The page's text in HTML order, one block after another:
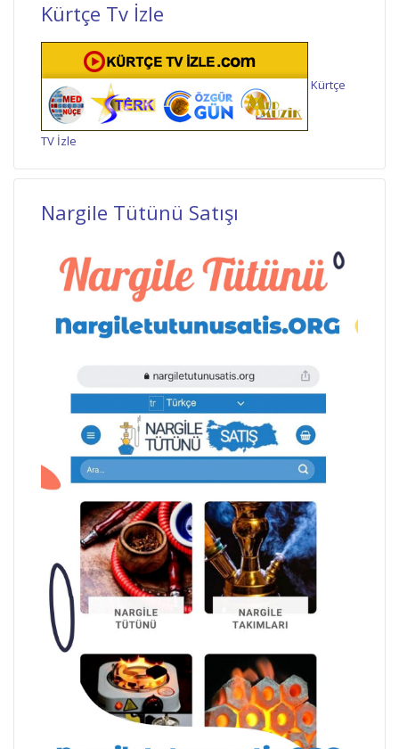
Kürtçe Tv İzle
Kürtçe
TV İzle
Nargile Tütünü Satışı